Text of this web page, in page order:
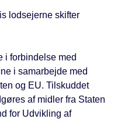
lodsejerne skifter
i forbindelse med
i samarbejde med
og EU. Tilskuddet
af midler fra Staten
for Udvikling af